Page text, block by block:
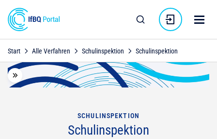
Alle Verfahren Öffentliche Ergebnisse
Start Alle Verfahren Schulinspektion Schulinspektion
SCHULINSPEKTION
Schulinspektion